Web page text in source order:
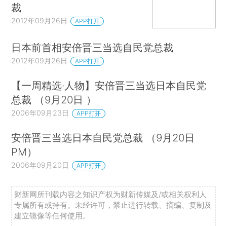
裁
2012年09月26日 APP打开
日本前首相安倍晋三当选自民党总裁
2012年09月26日 APP打开
【一周精选·人物】安倍晋三当选日本自民党
总裁 （9月20日 ）
2006年09月23日 APP打开
安倍晋三当选日本自民党总裁 （9月20日
PM）
2006年09月20日 APP打开
财新网所刊载内容之知识产权为财新传媒及/或相关权利人
专属所有或持有。未经许可，禁止进行转载、摘编、复制及
建立镜像等任何使用。